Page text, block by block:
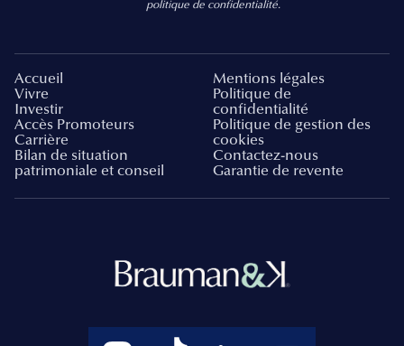
politique de confidentialité.
Accueil
Vivre
Investir
Accès Promoteurs
Carrière
Bilan de situation
patrimoniale et conseil
Mentions légales
Politique de
confidentialité
Politique de gestion des
cookies
Contactez-nous
Garantie de revente